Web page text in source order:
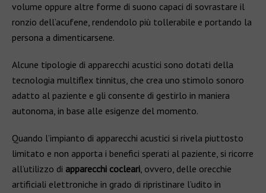
volume oppure altre forme di suono capaci di sovrastare il
ronzio dell’acufene, rendendolo più tollerabile e portando la
persona a dimenticarsene.
Alcune tipologie di apparecchi acustici sono dotati della
tecnologia multiflex tinnitus, che crea uno stimolo sonoro
adatto al paziente e gli consente di gestirlo in maniera
autonoma, in base alle esigenze del momento.
Quando l’impianto di apparecchi acustici si rivela piuttosto
limitato e non apporta i benefici sperati al paziente, si ricorre
all’utilizzo di apparecchi cocleari, ovvero, delle orecchie
artificiali elettroniche in grado di ripristinare l’udito in